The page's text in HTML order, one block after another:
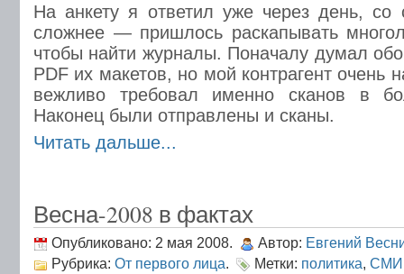
На анкету я ответил уже через день, со
сложнее — пришлось раскапывать
чтобы найти журналы. Поначалу думал
PDF их макетов, но мой контрагент очень
вежливо требовал именно сканов в
Наконец были отправлены и сканы.
Читать дальше...
Весна-2008 в фактах
Опубликовано: 2 мая 2008. Автор: Евгений
Рубрика: От первого лица. Метки: политика, СМИ